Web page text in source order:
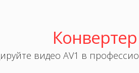
видео AV1 в